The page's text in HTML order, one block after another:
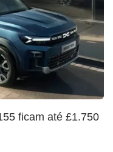
ficam até £1.750